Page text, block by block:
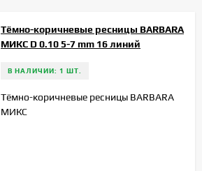
Тёмно-коричневые ресницы BARBARA
МИКС D 0.10 5-7 mm 16 линий
В НАЛИЧИИ: 1 ШТ.
Тёмно-коричневые ресницы BARBARA
МИКС